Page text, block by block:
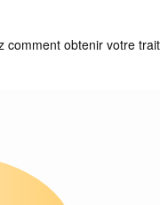
comment obtenir votre